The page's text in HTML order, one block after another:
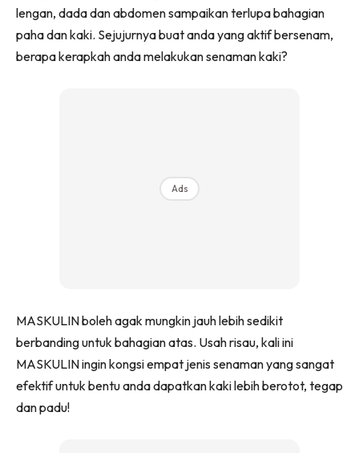
lengan, dada dan abdomen sampaikan terlupa bahagian
paha dan kaki. Sejujurnya buat anda yang aktif bersenam,
berapa kerapkah anda melakukan senaman kaki?
Ads
MASKULIN boleh agak mungkin jauh lebih sedikit
berbanding untuk bahagian atas. Usah risau, kali ini
MASKULIN ingin kongsi empat jenis senaman yang sangat
efektif untuk bentu anda dapatkan kaki lebih berotot, tegap
dan padu!